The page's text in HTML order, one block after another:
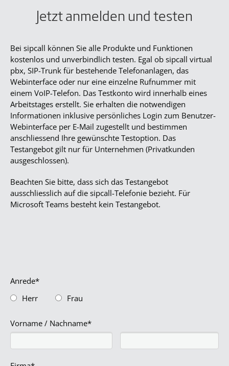
Jetzt anmelden und testen
Bei sipcall können Sie alle Produkte und Funktionen
kostenlos und unverbindlich testen. Egal ob sipcall virtual
pbx, SIP-Trunk für bestehende Telefonanlagen, das
Webinterface oder nur eine einzelne Rufnummer mit
einem VoIP-Telefon. Das Testkonto wird innerhalb eines
Arbeitstages erstellt. Sie erhalten die notwendigen
Informationen inklusive persönliches Login zum Benutzer-
Webinterface per E-Mail zugestellt und bestimmen
anschliessend Ihre gewünschte Testoption. Das
Testangebot gilt nur für Unternehmen (Privatkunden
ausgeschlossen).
Beachten Sie bitte, dass sich das Testangebot
ausschliesslich auf die sipcall-Telefonie bezieht. Für
Microsoft Teams besteht kein Testangebot.
Anrede*
Herr
Frau
Vorname / Nachname*